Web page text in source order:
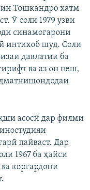
Тошкандро хатм
Ӯ соли 1979 узви
синамогарони
интихоб шуд. Соли
давлатии ба
ва аз он пеш,
асосӣ дар филми
пайваст. Дар
1967 ба ҳайси
коргардони